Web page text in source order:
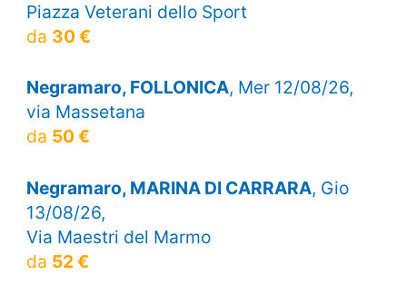
Piazza Veterani dello Sport
da 30 €
Negramaro, FOLLONICA, Mer 12/08/26,
via Massetana
da 50 €
Negramaro, MARINA DI CARRARA, Gio
13/08/26,
Via Maestri del Marmo
da 52 €